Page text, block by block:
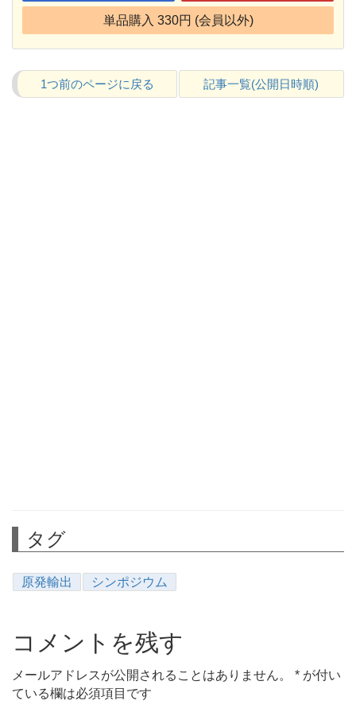
単品購入 330円 (会員以外)
1つ前のページに戻る 記事一覧(公開日時順)
タグ
原発輸出 シンポジウム
コメントを残す
メールアドレスが公開されることはありません。 * が付い
ている欄は必須項目です